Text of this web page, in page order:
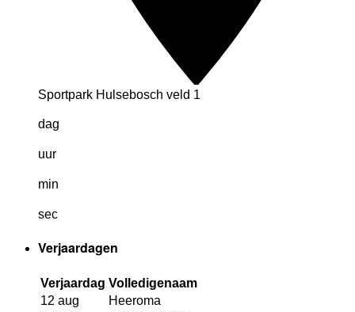
Sportpark Hulsebosch veld 1
dag
uur
min
sec
Verjaardagen
Verjaardag Volledigenaam
12 aug
Heeroma